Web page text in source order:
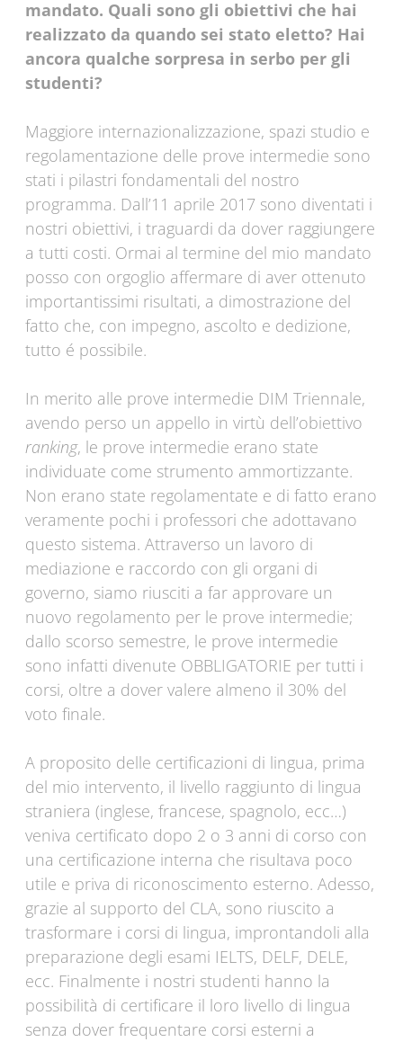
mandato. Quali sono gli obiettivi che hai
realizzato da quando sei stato eletto? Hai
ancora qualche sorpresa in serbo per gli
studenti?
Maggiore internazionalizzazione, spazi studio e
regolamentazione delle prove intermedie sono
stati i pilastri fondamentali del nostro
programma. Dall’11 aprile 2017 sono diventati i
nostri obiettivi, i traguardi da dover raggiungere
a tutti costi. Ormai al termine del mio mandato
posso con orgoglio affermare di aver ottenuto
importantissimi risultati, a dimostrazione del
fatto che, con impegno, ascolto e dedizione,
tutto é possibile.
In merito alle prove intermedie DIM Triennale,
avendo perso un appello in virtù dell’obiettivo
ranking, le prove intermedie erano state
individuate come strumento ammortizzante.
Non erano state regolamentate e di fatto erano
veramente pochi i professori che adottavano
questo sistema. Attraverso un lavoro di
mediazione e raccordo con gli organi di
governo, siamo riusciti a far approvare un
nuovo regolamento per le prove intermedie;
dallo scorso semestre, le prove intermedie
sono infatti divenute OBBLIGATORIE per tutti i
corsi, oltre a dover valere almeno il 30% del
voto finale.
A proposito delle certificazioni di lingua, prima
del mio intervento, il livello raggiunto di lingua
straniera (inglese, francese, spagnolo, ecc…)
veniva certificato dopo 2 o 3 anni di corso con
una certificazione interna che risultava poco
utile e priva di riconoscimento esterno. Adesso,
grazie al supporto del CLA, sono riuscito a
trasformare i corsi di lingua, improntandoli alla
preparazione degli esami IELTS, DELF, DELE,
ecc. Finalmente i nostri studenti hanno la
possibilità di certificare il loro livello di lingua
senza dover frequentare corsi esterni a